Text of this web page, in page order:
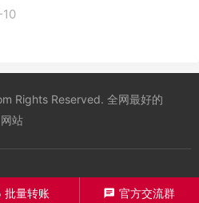
Rights Reserved. 全网最好的
站
批量转账 󦍁 官方交流群